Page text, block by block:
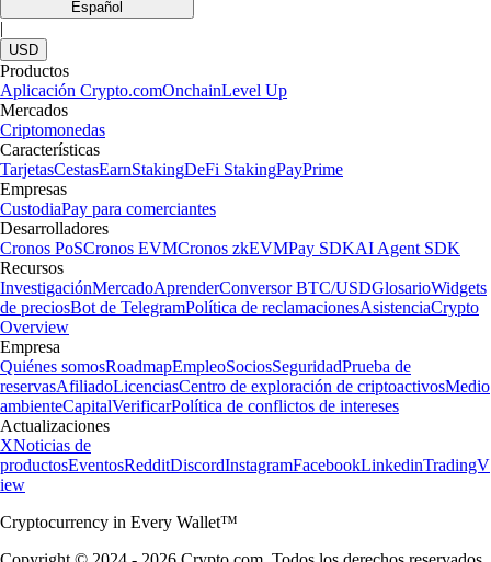
Español
|
USD
Productos
Aplicación Crypto.comOnchainLevel Up
Mercados
Criptomonedas
Características
TarjetasCestasEarnStakingDeFi StakingPayPrime
Empresas
CustodiaPay para comerciantes
Desarrolladores
Cronos PoSCronos EVMCronos zkEVMPay SDKAI Agent SDK
Recursos
InvestigaciónMercadoAprenderConversor BTC/USDGlosarioWidgets
de preciosBot de TelegramPolítica de reclamacionesAsistenciaCrypto
Overview
Empresa
Quiénes somosRoadmapEmpleoSociosSeguridadPrueba de
reservasAfiliadoLicenciasCentro de exploración de criptoactivosMedio
ambienteCapitalVerificarPolítica de conflictos de intereses
Actualizaciones
XNoticias de
productosEventosRedditDiscordInstagramFacebookLinkedinTradingV
iew
Cryptocurrency in Every Wallet™